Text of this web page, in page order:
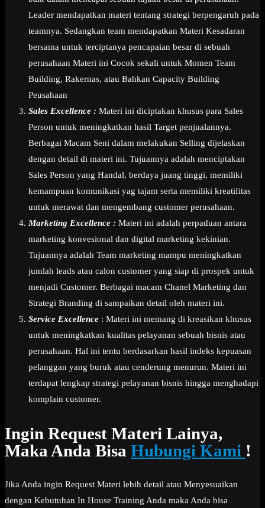
Leader mendapatkan materi tentang strategi berpengaruh pada
teamnya. Sedangkan team mendapatkan Materi Kesadaran
bersama untuk terciptanya pencapaian besar di sebuah
perusahaan Materi ini Cocok sekali untuk Momen Team
Building, Rakernas, atau Bahkan Capacity Building
Peusahaan
Sales Excellence : Materi ini diciptakan khusus para Sales
Person untuk meningkatkan hasil Target penjualannya.
Berbagai Macam Seni dalam melakukan Selling dijelaskan
dengan detail di materi ini. Tujuannya adalah menciptakan
Sales Person yang Handal, berdaya juang tinggi, memiliki
kemampuan komunikasi yag tajam serta memiliki kreatifitas
untuk merawat dan mengembang customer perusahaan.
Marketing Excellence : Materi ini adalah perpaduan antara
marketing konvesional dan digital marketing kekinian.
Tujuannya adalah Team marketing mampu meningkatkan
jumlah leads atau calon customer yang siap di prospek untuk
menjadi Customer. Berbagai macam Chanel Marketing dan
Strategi Branding di sampaikan detail oleh materi ini.
Service Excellence : Materi ini memang di kreasikan khusus
untuk meningkatkan kualitas pelayanan sebuah bisnis atau
perusahaan. Hal ini tentu berdasarkan hasil indeks kepuasan
pelanggan yang buruk atau cenderung menurun. Materi ini
terdapat lengkap strategi pelayanan bisnis hingga menghadapi
komplain customer.
Ingin Request Materi Lainya,
Maka Anda Bisa Hubungi Kami !
Jika Anda ingin Request Materi lebih detail atau Menyesuaikan
dengan Kebutuhan In House Training Anda maka Anda bisa